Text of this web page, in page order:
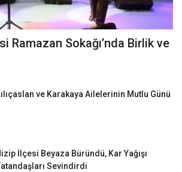
Ramazan Sokağı’nda Birlik ve
ve Karakaya Ailelerinin Mutlu Günü
İlçesi Beyaza Büründü, Kar Yağışı
Sevindirdi